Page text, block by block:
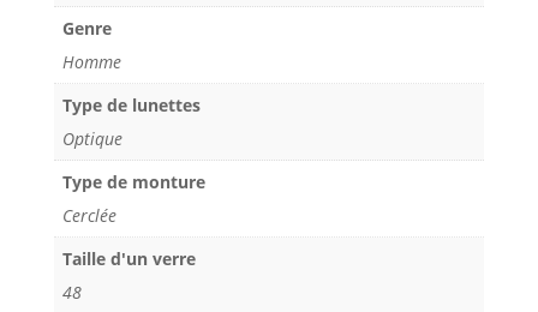
Genre
Homme
Type de lunettes
Optique
Type de monture
Cerclée
Taille d'un verre
48